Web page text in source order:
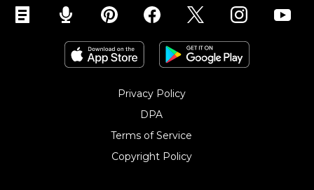
Privacy Policy
DPA
Terms of Service
Copyright Policy‎